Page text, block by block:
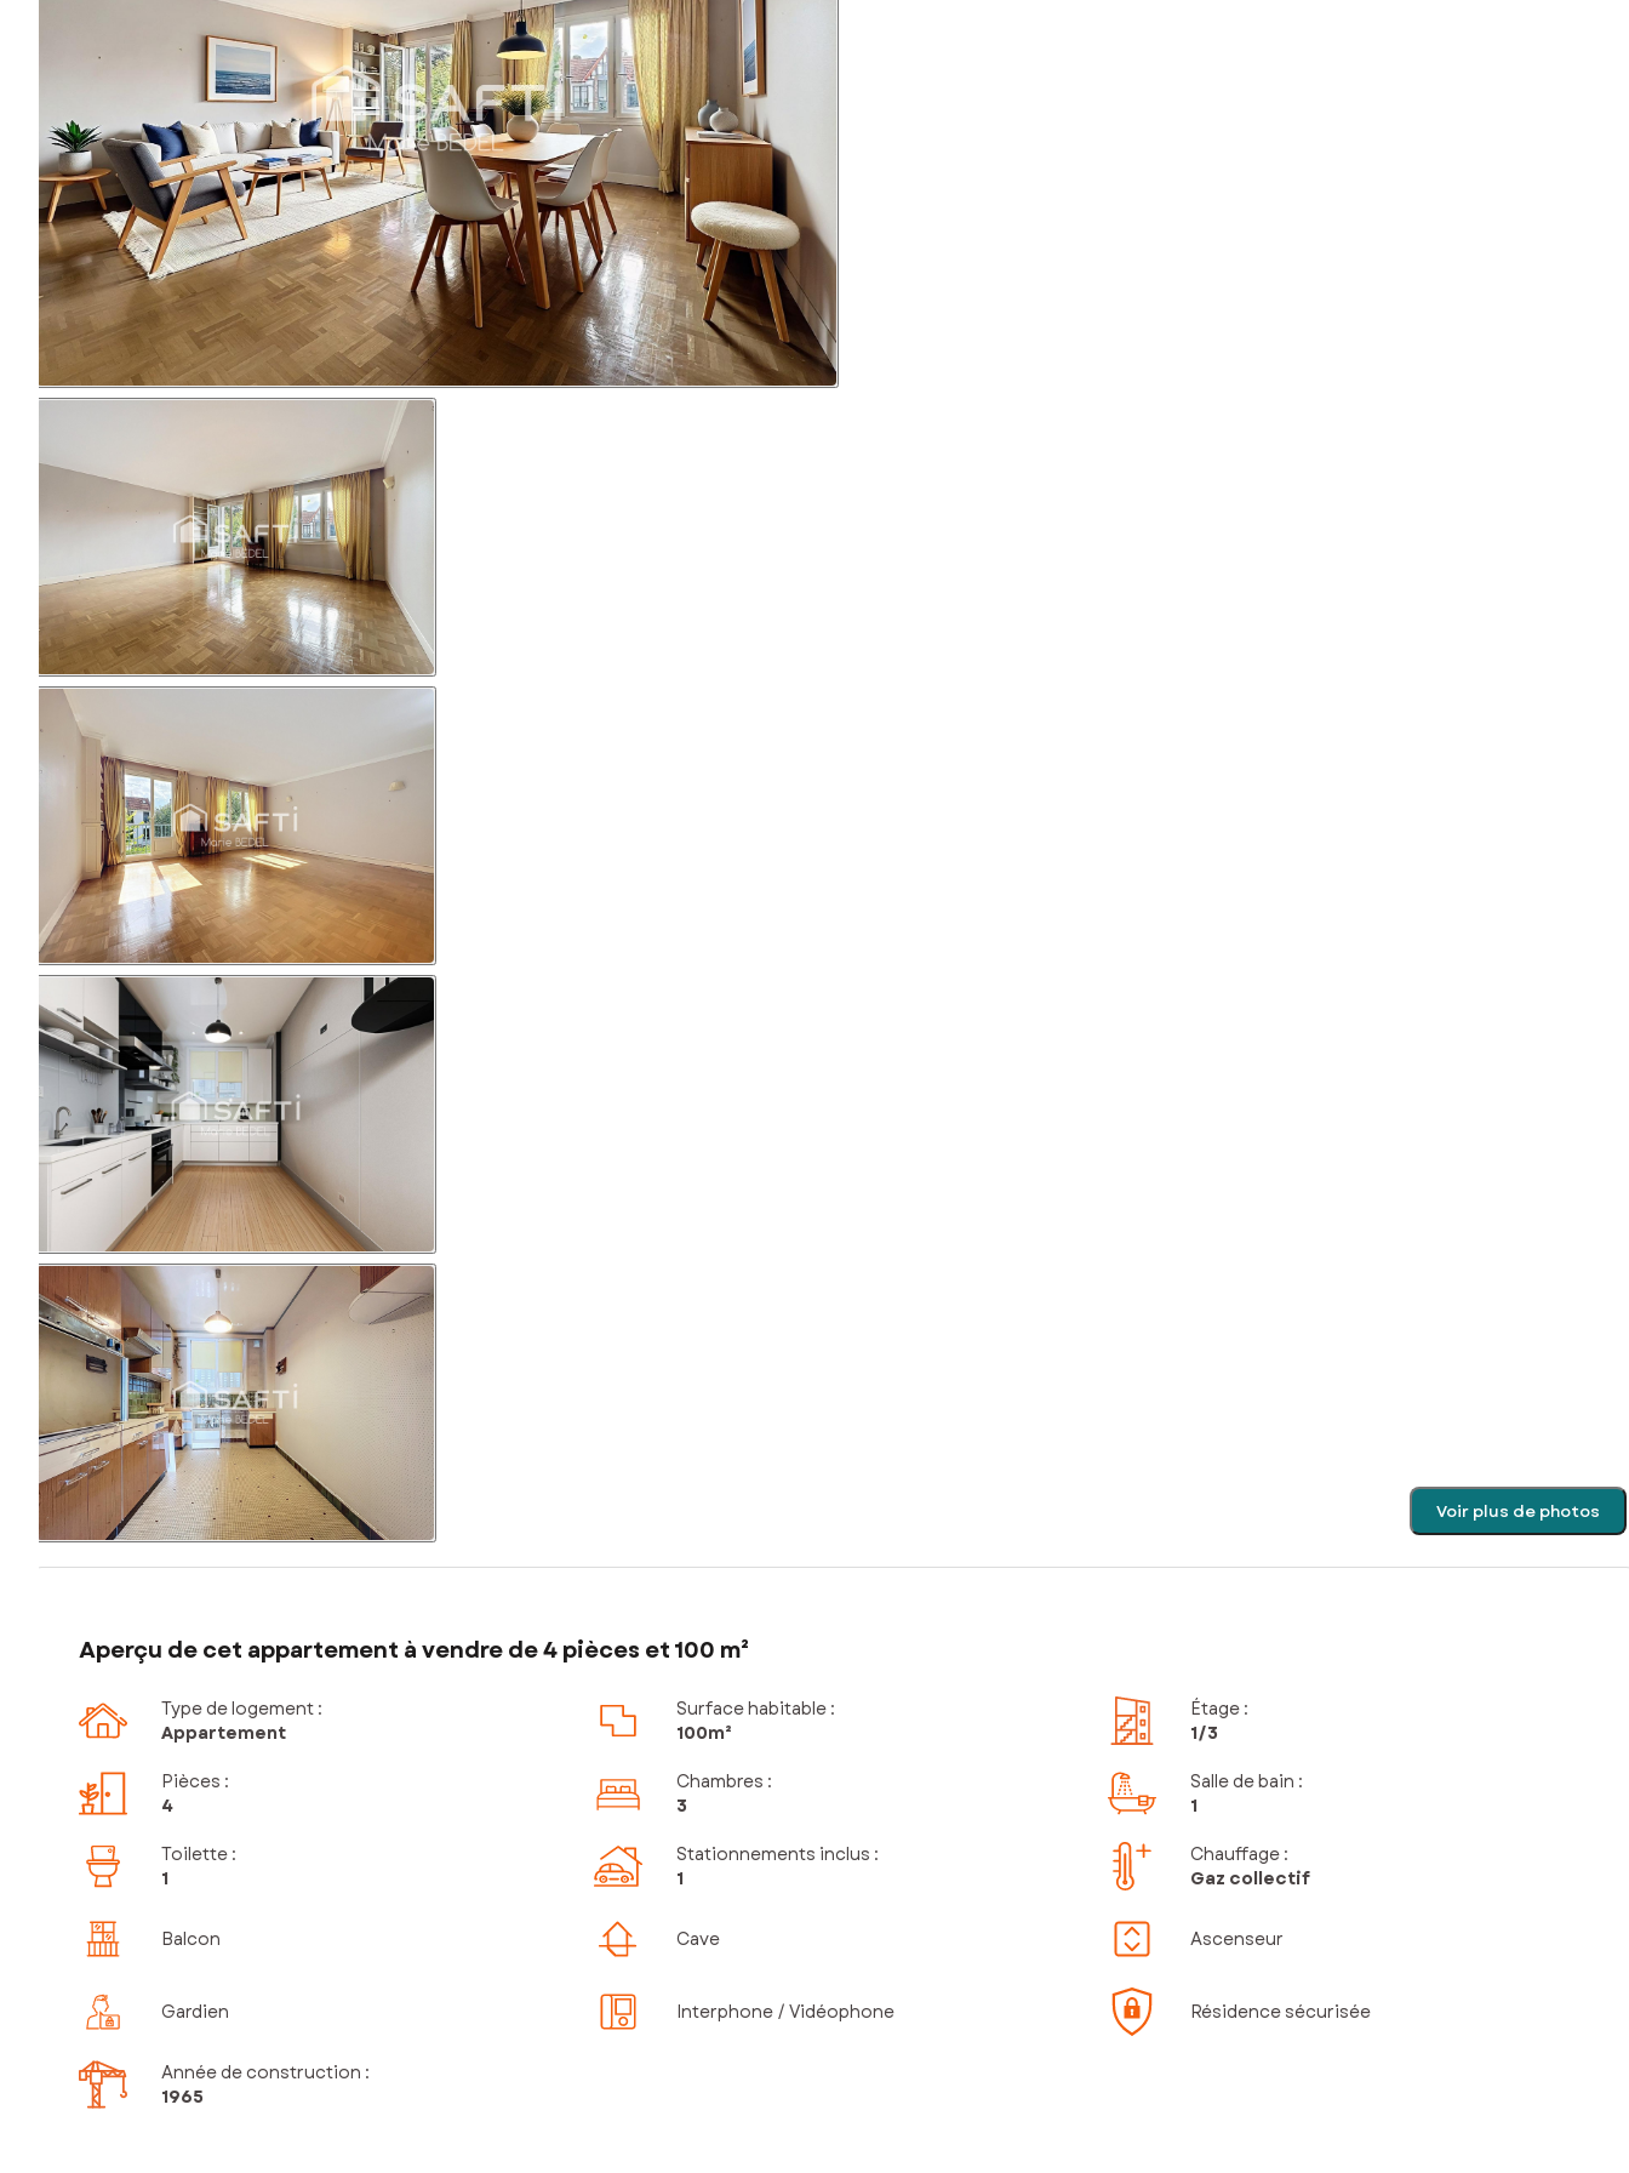
Voir plus de photos
Aperçu de cet appartement à vendre de 4 pièces et 100 m²
Type de logement :
Appartement
Surface habitable :
100m²
Étage :
1/3
Pièces :
4
Chambres :
3
Salle de bain :
1
Toilette :
1
Stationnements inclus :
1
Chauffage :
Gaz collectif
Balcon Cave Ascenseur
Gardien Interphone / Vidéophone Résidence sécurisée
Année de construction :
1965